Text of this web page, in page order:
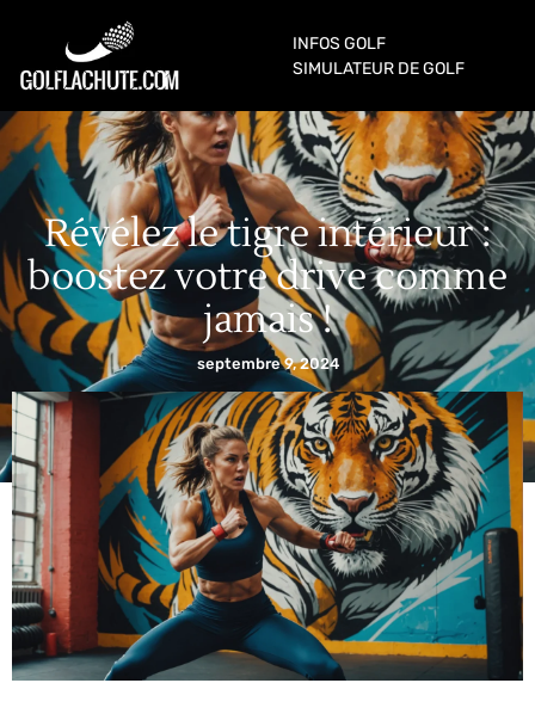
INFOS GOLF
SIMULATEUR DE GOLF
Révélez le tigre intérieur :
boostez votre drive comme
jamais !
septembre 9, 2024